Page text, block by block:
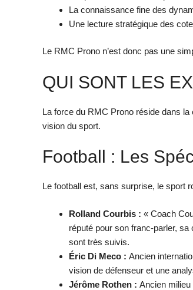
La connaissance fine des
Une lecture stratégique des
Le RMC Prono n’est donc pas une
QUI SONT LES
La force du RMC Prono réside dans
vision du sport.
Football : Les
Le football est, sans surprise, le sport
Rolland Courbis : « Coach
réputé pour son franc-parler,
sont très suivis.
Éric Di Meco : Ancien
vision de défenseur et une
Jérôme Rothen : Ancien milieu